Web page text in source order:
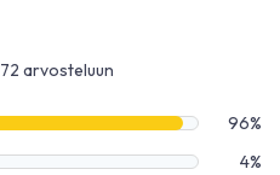
arvosteluun
96%
4%